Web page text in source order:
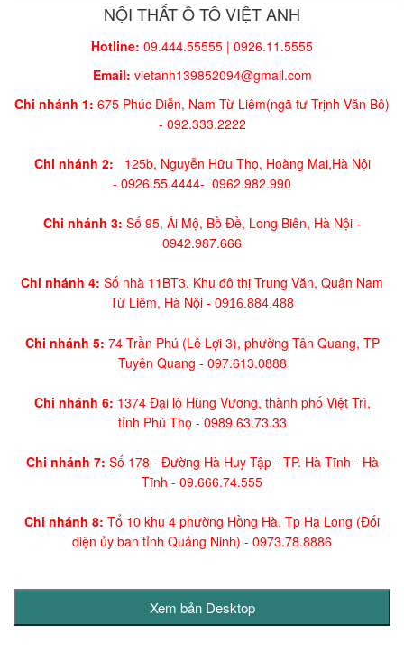
NỘI THẤT Ô TÔ VIỆT ANH
Hotline: 09.444.55555 | 0926.11.5555
Email: vietanh139852094@gmail.com
Chi nhánh 1: 675 Phúc Diễn, Nam Từ Liêm(ngã tư Trịnh Văn Bô)
- 092.333.2222
Chi nhánh 2: 125b, Nguyễn Hữu Thọ, Hoàng Mai,Hà Nội
- 0926.55.4444- 0962.982.990
Chi nhánh 3: Số 95, Ái Mộ, Bồ Đề, Long Biên, Hà Nội -
0942.987.666
Chi nhánh 4: Số nhà 11BT3, Khu đô thị Trung Văn, Quận Nam
Từ Liêm, Hà Nội - 0916.884.488
Chi nhánh 5: 74 Trần Phú (Lê Lợi 3), phường Tân Quang, TP
Tuyên Quang - 097.613.0888
Chi nhánh 6: 1374 Đại lộ Hùng Vương, thành phố Việt Trì,
tỉnh Phú Thọ - 0989.63.73.33
Chi nhánh 7: Số 178 - Đường Hà Huy Tập - TP. Hà Tĩnh - Hà
Tĩnh - 09.666.74.555
Chi nhánh 8: Tổ 10 khu 4 phường Hồng Hà, Tp Hạ Long (Đối
diện ủy ban tỉnh Quảng Ninh) - 0973.78.8886